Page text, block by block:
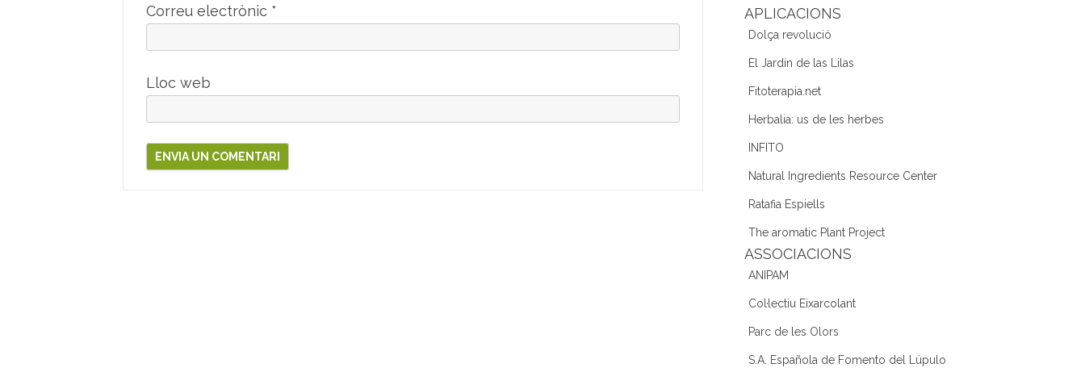
Correu electrònic *
Lloc web
APLICACIONS
Dolça revolució
El Jardín de las Lilas
Fitoterapia.net
Herbalia: us de les herbes
INFITO
Natural Ingredients Resource Center
Ratafia Espiells
The aromatic Plant Project
ASSOCIACIONS
ANIPAM
Col·lectiu Eixarcolant
Parc de les Olors
S.A. Española de Fomento del Lúpulo